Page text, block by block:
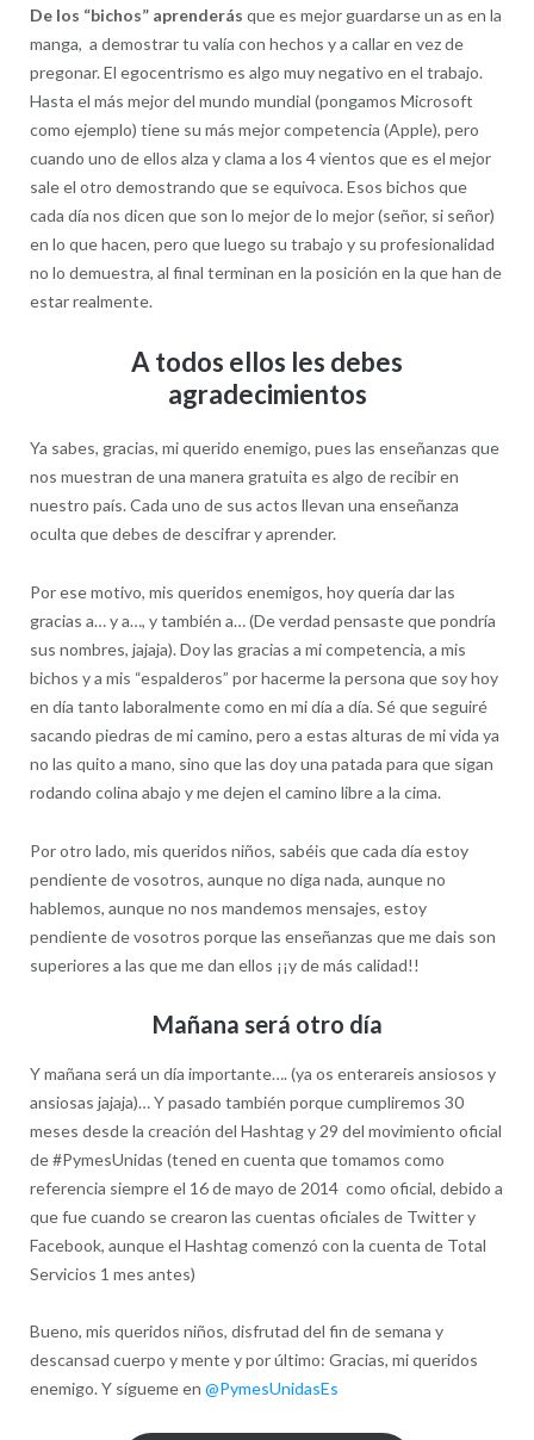
De los “bichos” aprenderás que es mejor guardarse un as en la
manga, a demostrar tu valía con hechos y a callar en vez de
pregonar. El egocentrismo es algo muy negativo en el trabajo.
Hasta el más mejor del mundo mundial (pongamos Microsoft
como ejemplo) tiene su más mejor competencia (Apple), pero
cuando uno de ellos alza y clama a los 4 vientos que es el mejor
sale el otro demostrando que se equivoca. Esos bichos que
cada día nos dicen que son lo mejor de lo mejor (señor, si señor)
en lo que hacen, pero que luego su trabajo y su profesionalidad
no lo demuestra, al final terminan en la posición en la que han de
estar realmente.
A todos ellos les debes
agradecimientos
Ya sabes, gracias, mi querido enemigo, pues las enseñanzas que
nos muestran de una manera gratuita es algo de recibir en
nuestro país. Cada uno de sus actos llevan una enseñanza
oculta que debes de descifrar y aprender.
Por ese motivo, mis queridos enemigos, hoy quería dar las
gracias a… y a…, y también a… (De verdad pensaste que pondría
sus nombres, jajaja). Doy las gracias a mi competencia, a mis
bichos y a mis “espalderos” por hacerme la persona que soy hoy
en día tanto laboralmente como en mi día a día. Sé que seguiré
sacando piedras de mi camino, pero a estas alturas de mi vida ya
no las quito a mano, sino que las doy una patada para que sigan
rodando colina abajo y me dejen el camino libre a la cima.
Por otro lado, mis queridos niños, sabéis que cada día estoy
pendiente de vosotros, aunque no diga nada, aunque no
hablemos, aunque no nos mandemos mensajes, estoy
pendiente de vosotros porque las enseñanzas que me dais son
superiores a las que me dan ellos ¡¡y de más calidad!!
Mañana será otro día
Y mañana será un día importante…. (ya os enterareis ansiosos y
ansiosas jajaja)… Y pasado también porque cumpliremos 30
meses desde la creación del Hashtag y 29 del movimiento oficial
de #PymesUnidas (tened en cuenta que tomamos como
referencia siempre el 16 de mayo de 2014 como oficial, debido a
que fue cuando se crearon las cuentas oficiales de Twitter y
Facebook, aunque el Hashtag comenzó con la cuenta de Total
Servicios 1 mes antes)
Bueno, mis queridos niños, disfrutad del fin de semana y
descansad cuerpo y mente y por último: Gracias, mi queridos
enemigo. Y sígueme en @PymesUnidasEs